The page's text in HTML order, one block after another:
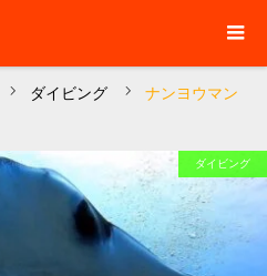
ダイビング
ナンヨウマン
ダイビング